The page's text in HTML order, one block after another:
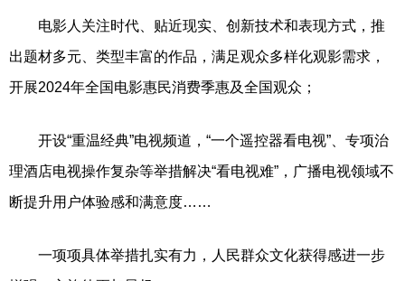
电影人关注时代、贴近现实、创新技术和表现方式，推
出题材多元、类型丰富的作品，满足观众多样化观影需求，
开展2024年全国电影惠民消费季惠及全国观众；
开设“重温经典”电视频道，“一个遥控器看电视”、专项治
理酒店电视操作复杂等举措解决“看电视难”，广播电视领域不
断提升用户体验感和满意度……
一项项具体举措扎实有力，人民群众文化获得感进一步